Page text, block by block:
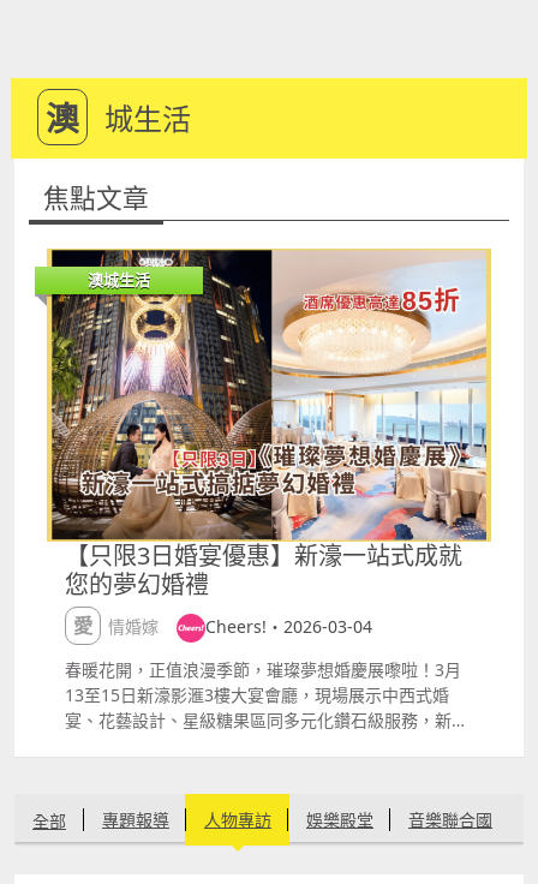
澳 城生活
焦點文章
澳城生活
【只限3日婚宴優惠】新濠一站式成就
您的夢幻婚禮
愛情婚嫁
Cheers!・2026-03-04
春暖花開，正值浪漫季節，璀璨夢想婚慶展嚟啦！3月
13至15日新濠影滙3樓大宴會廳，現場展示中西式婚
宴、花藝設計、星級糖果區同多元化鑽石級服務，新娘
現場預訂可享高達85折優惠專屬禮遇，準新人千萬唔好
錯過呀～ 新濠影滙夢幻婚禮 新濠影滙擁有1,800平方米
無柱式超大宴會廳，輕鬆容納最多80圍中式婚宴酒席，
全部 專題報導 人物專訪 娛樂殿堂 音樂聯合國